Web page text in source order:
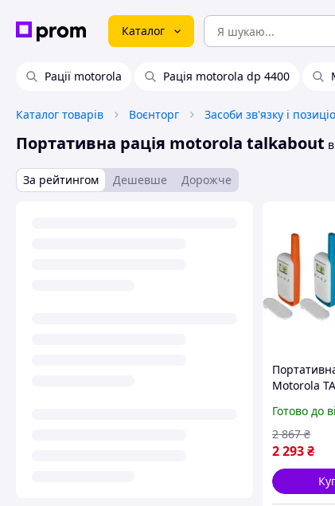
Каталог
Рації motorola Рація motorola dp 4400
Каталог товарів Воєнторг Засоби зв'язку і
Портативна рація motorola talkabout
За рейтингом Дешевше Дорожче
Motorola
buzyna
Готово до
2 293₴
2 867 ₴